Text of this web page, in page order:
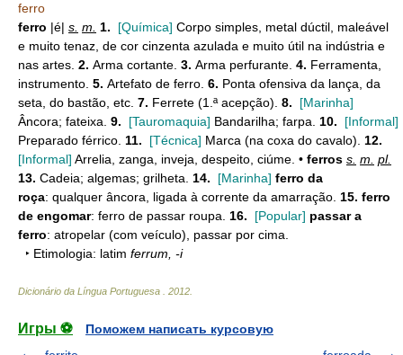
ferro
ferro |é| s. m. 1. [Química] Corpo simples, metal dúctil, maleável
e muito tenaz, de cor cinzenta azulada e muito útil na indústria e
nas artes. 2. Arma cortante. 3. Arma perfurante. 4. Ferramenta,
instrumento. 5. Artefato de ferro. 6. Ponta ofensiva da lança, da
seta, do bastão, etc. 7. Ferrete (1.ª acepção). 8.
[Marinha]
Âncora; fateixa. 9. [Tauromaquia] Bandarilha; farpa. 10.
[Informal]
Preparado férrico. 11. [Técnica] Marca (na coxa do cavalo). 12.
[Informal] Arrelia, zanga, inveja, despeito, ciúme. • ferros s. m. pl.
13. Cadeia; algemas; grilheta. 14. [Marinha] ferro da
roça: qualquer âncora, ligada à corrente da amarração. 15. ferro
de engomar: ferro de passar roupa. 16. [Popular] passar a
ferro: atropelar (com veículo), passar por cima.
‣ Etimologia: latim ferrum, -i
Dicionário da Língua Portuguesa 2012
Игры ⚽
Поможем написать курсовую